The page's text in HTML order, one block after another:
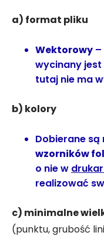
a) format pliku
Wektorowy
wycinany
tutaj nie ma
b) kolory
Dobierane
wzorników
o nie w
realizować
c) minimalne
(punktu, grubość